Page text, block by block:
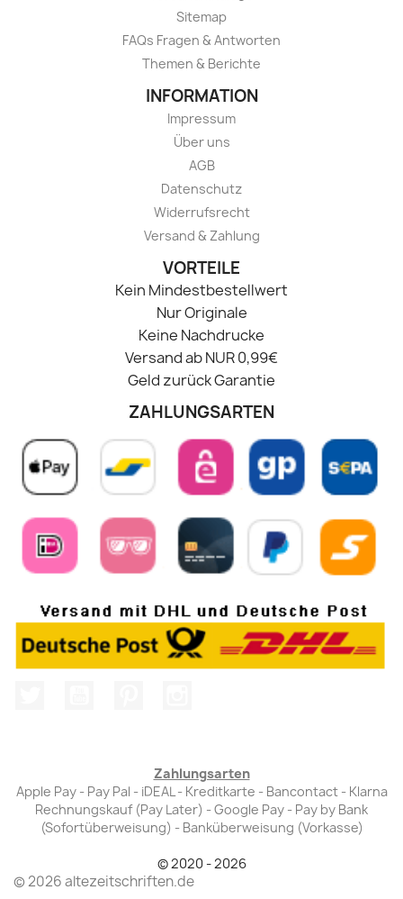
Sitemap
FAQs Fragen & Antworten
Themen & Berichte
INFORMATION
Impressum
Über uns
AGB
Datenschutz
Widerrufsrecht
Versand & Zahlung
VORTEILE
Kein Mindestbestellwert
Nur Originale
Keine Nachdrucke
Versand ab NUR 0,99€
Geld zurück Garantie
ZAHLUNGSARTEN
Zahlungsarten
Apple Pay - Pay Pal - iDEAL - Kreditkarte - Bancontact - Klarna
Rechnungskauf (Pay Later) - Google Pay - Pay by Bank
(Sofortüberweisung) - Banküberweisung (Vorkasse)
© 2020 - 2026
© 2026 altezeitschriften.de